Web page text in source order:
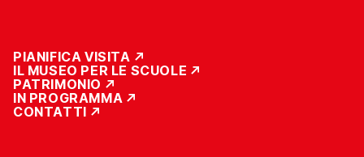
PIANIFICA VISITA
IL MUSEO PER LE SCUOLE
PATRIMONIO
IN PROGRAMMA
CONTATTI